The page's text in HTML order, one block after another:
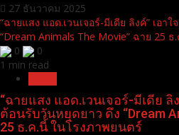
27 ธันวาคม 2025
“ฉายแสง แอด.เวนเจอร์-มีเดีย ลิงค์” เอ
“Dream Animals The Movie” ฉาย 25
0
0
1 min read
“ฉายแสง แอด.เวนเจอร์-มีเดีย
ต้อนรับวันหยุดยาว ดึง “Dream
25 ธ.ค.นี้ ในโรงภาพยนตร์